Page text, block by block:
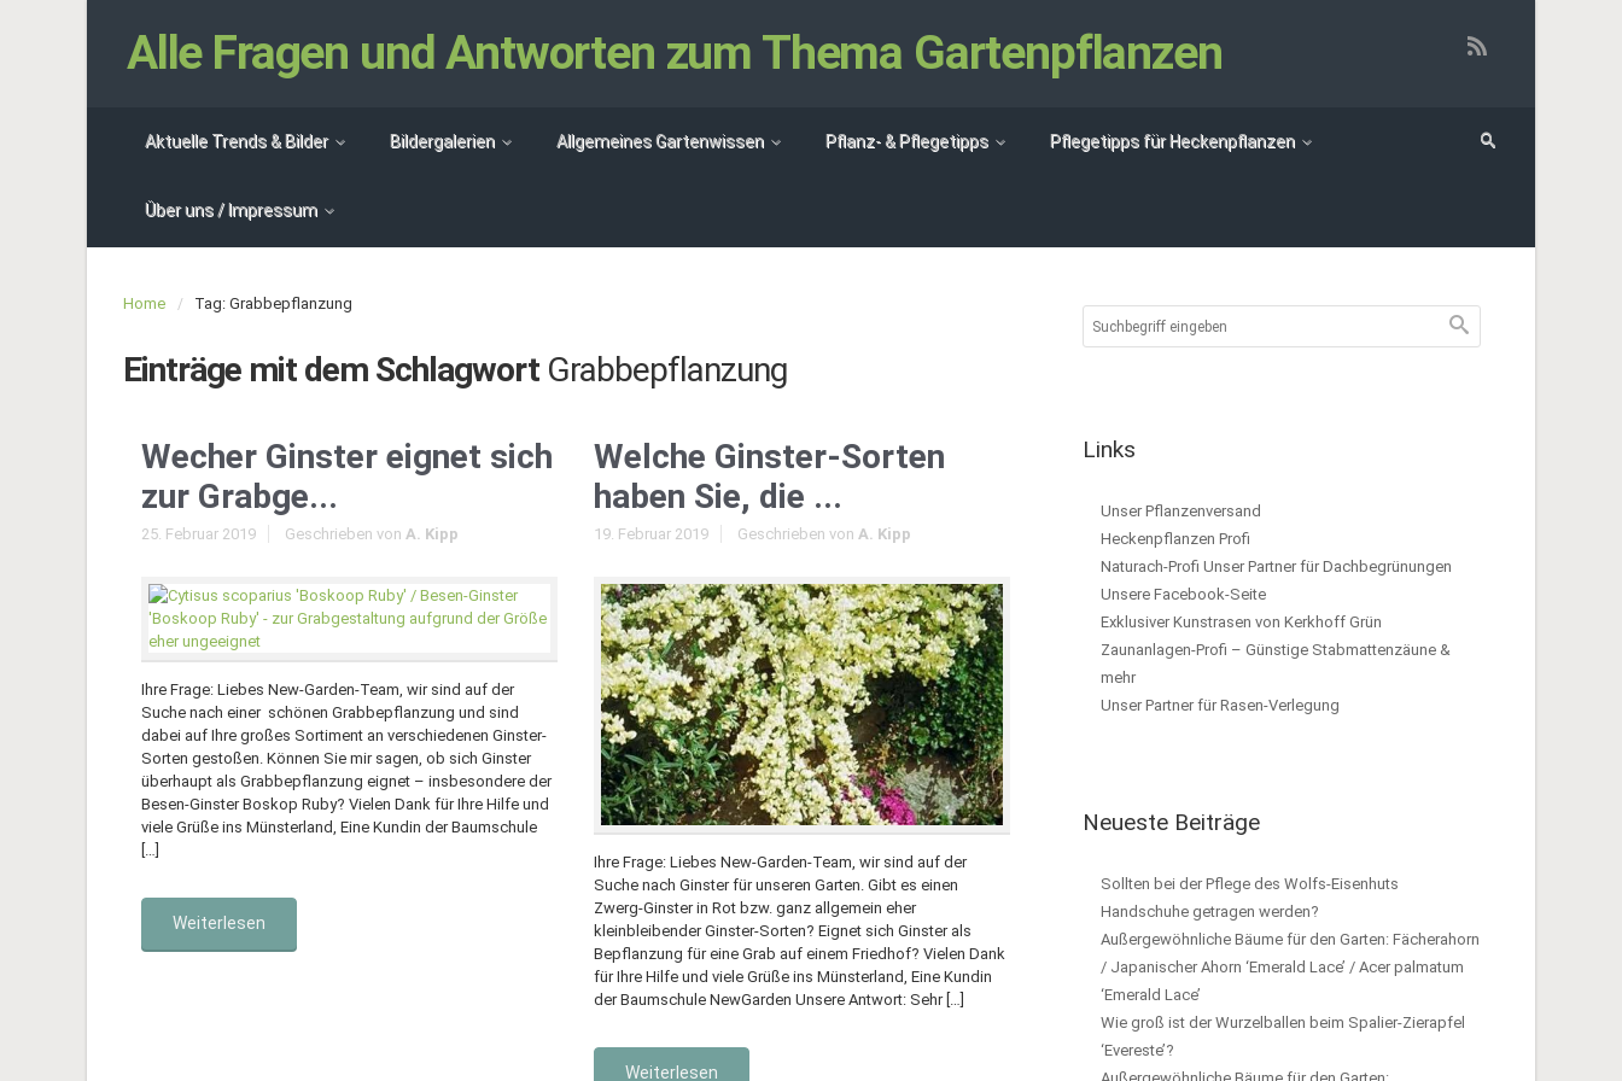
Alle Fragen und Antworten zum Thema Gartenpflanzen
Aktuelle Trends & Bilder Bildergalerien Allgemeines Gartenwissen Pflanz- & Pflegetipps Pflegetipps für Heckenpflanzen
Über uns / Impressum
Home Tag: Grabbepflanzung
Einträge mit dem Schlagwort Grabbepflanzung
Wecher Ginster eignet sich
zur Grabge...
25. Februar 2019 Geschrieben von A. Kipp
Ihre Frage: Liebes New-Garden-Team, wir sind auf der
Suche nach einer schönen Grabbepflanzung und sind
dabei auf Ihre großes Sortiment an verschiedenen Ginster-
Sorten gestoßen. Können Sie mir sagen, ob sich Ginster
überhaupt als Grabbepflanzung eignet – insbesondere der
Besen-Ginster Boskop Ruby? Vielen Dank für Ihre Hilfe und
viele Grüße ins Münsterland, Eine Kundin der Baumschule
[…]
Weiterlesen
Welche Ginster-Sorten
haben Sie, die ...
19. Februar 2019 Geschrieben von A. Kipp
Ihre Frage: Liebes New-Garden-Team, wir sind auf der
Suche nach Ginster für unseren Garten. Gibt es einen
Zwerg-Ginster in Rot bzw. ganz allgemein eher
kleinbleibender Ginster-Sorten? Eignet sich Ginster als
Bepflanzung für eine Grab auf einem Friedhof? Vielen Dank
für Ihre Hilfe und viele Grüße ins Münsterland, Eine Kundin
der Baumschule NewGarden Unsere Antwort: Sehr […]
Weiterlesen
Links
Unser Pflanzenversand
Heckenpflanzen Profi
Naturach-Profi Unser Partner für Dachbegrünungen
Unsere Facebook-Seite
Exklusiver Kunstrasen von Kerkhoff Grün
Zaunanlagen-Profi – Günstige Stabmattenzäune &
mehr
Unser Partner für Rasen-Verlegung
Neueste Beiträge
Sollten bei der Pflege des Wolfs-Eisenhuts
Handschuhe getragen werden?
Außergewöhnliche Bäume für den Garten: Fächerahorn
/ Japanischer Ahorn ‘Emerald Lace’ / Acer palmatum
‘Emerald Lace’
Wie groß ist der Wurzelballen beim Spalier-Zierapfel
‘Evereste’?